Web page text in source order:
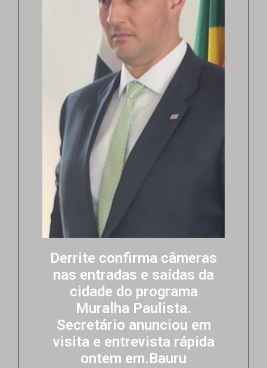
Derrite confirma câmeras
nas entradas e saídas da
cidade do programa
Muralha Paulista.
Secretário anunciou em
visita e entrevista rápida
ontem em.Bauru